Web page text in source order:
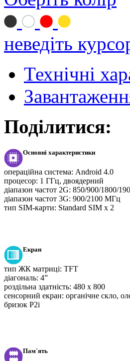
неведіть
Технічні
Поділитися:
Основні характеристики
операційна система: Android 4.0
процесор: 1 ГГц, двоядерний
діапазон частот 2G: 850/900/1800/
діапазон частот 3G: 900/2100 МГц
тип SIM-карти: Standard SIM x 2
Екран
тип ЖК матриці: TFT
діагональ: 4”
роздільна здатність: 480 x 800
сенсорний екран: органічне скло,
бризок P2i
Пам`ять